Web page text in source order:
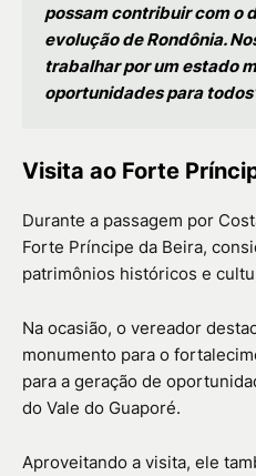
possam contribuir com o
evolução de Rondônia.
trabalhar por um estado
oportunidades para
Visita ao Forte
Durante a passagem por
Forte Príncipe da Beira,
patrimônios históricos e
Na ocasião, o vereador
monumento para o
para a geração de
do Vale do Guaporé.
Aproveitando a visita, ele